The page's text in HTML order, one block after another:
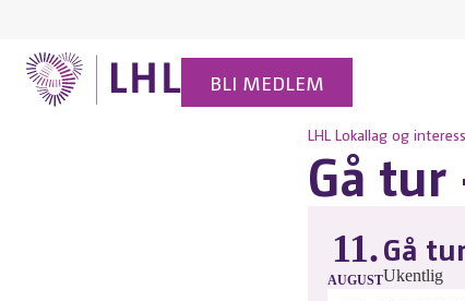
BLI MEDLEM
LHL Lokallag og
Gå
11.
AUGUST
Gå
Ukentlig